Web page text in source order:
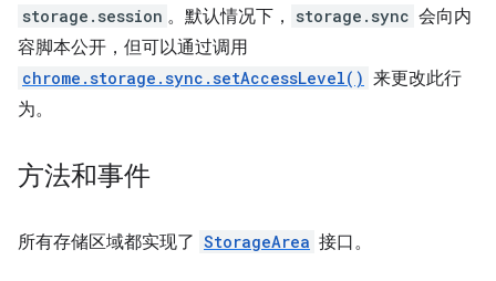
storage.session 。默认情况下， storage.sync 会向内
容脚本公开，但可以通过调用
chrome.storage.sync.setAccessLevel() 来更改此行
为。
方法和事件
所有存储区域都实现了 StorageArea 接口。